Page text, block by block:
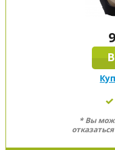
* Вы